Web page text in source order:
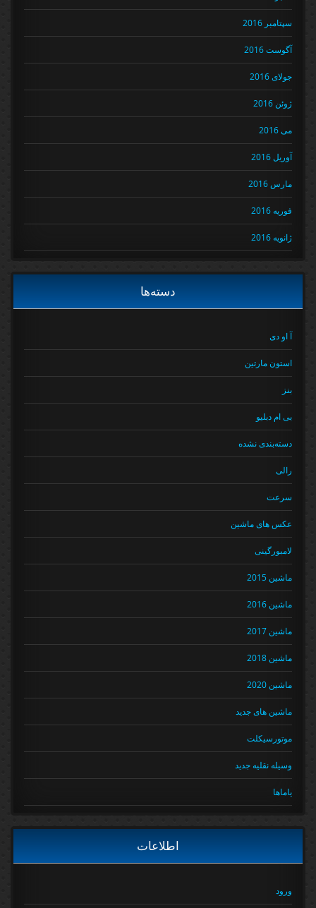
سپتامبر 2016
آگوست 2016
جولای 2016
ژوئن 2016
می 2016
آوریل 2016
مارس 2016
فوریه 2016
ژانویه 2016
دسته‌ها
آ او دی
استون مارتین
بی ام دبلیو
دسته‌بندی نشده
رالی
سرعت
عکس های ماشین
لامبورگینی
ماشین 2015
ماشین 2016
ماشین 2017
ماشین 2018
ماشین 2020
ماشین های جدید
موتورسیکلت
وسیله نقلیه جدید
یاماها
اطلاعات
ورود